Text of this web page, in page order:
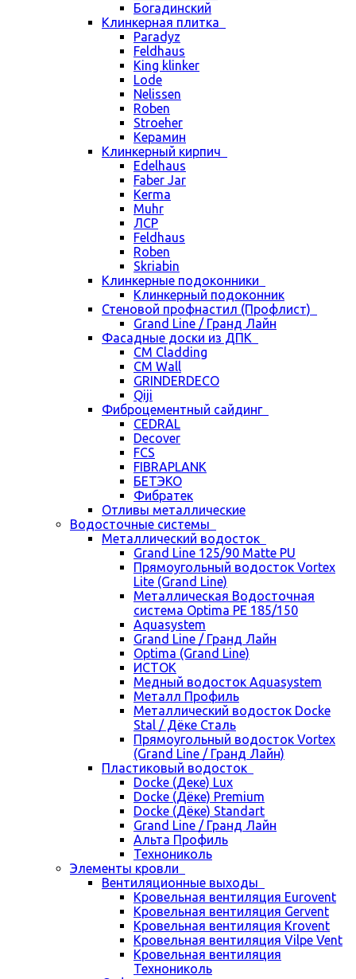
Богадинский
Клинкерная плитка
Paradyz
Feldhaus
King klinker
Lode
Nelissen
Roben
Stroeher
Керамин
Клинкерный кирпич
Edelhaus
Faber Jar
Kerma
Muhr
ЛСР
Feldhaus
Roben
Skriabin
Клинкерные подоконники
Клинкерный подоконник
Стеновой профнастил (Профлист)
Grand Line / Гранд Лайн
Фасадные доски из ДПК
CM Cladding
CM Wall
GRINDERDECO
Qiji
Фиброцементный сайдинг
CEDRAL
Decover
FCS
FIBRAPLANK
БЕТЭКО
Фибратек
Отливы металлические
Водосточные системы
Металлический водосток
Grand Line 125/90 Matte PU
Прямоугольный водосток Vortex
Lite (Grand Line)
Металлическая Водосточная
система Optima PE 185/150
Aquasystem
Grand Line / Гранд Лайн
Optima (Grand Line)
ИСТОК
Медный водосток Aquasystem
Металл Профиль
Металлический водосток Docke
Stal / Дёке Сталь
Прямоугольный водосток Vortex
(Grand Line / Гранд Лайн)
Пластиковый водосток
Docke (Деке) Lux
Docke (Дёке) Premium
Docke (Дёке) Standart
Grand Line / Гранд Лайн
Альта Профиль
Технониколь
Элементы кровли
Вентиляционные выходы
Кровельная вентиляция Eurovent
Кровельная вентиляция Gervent
Кровельная вентиляция Krovent
Кровельная вентиляция Vilpe Vent
Кровельная вентиляция
Технониколь